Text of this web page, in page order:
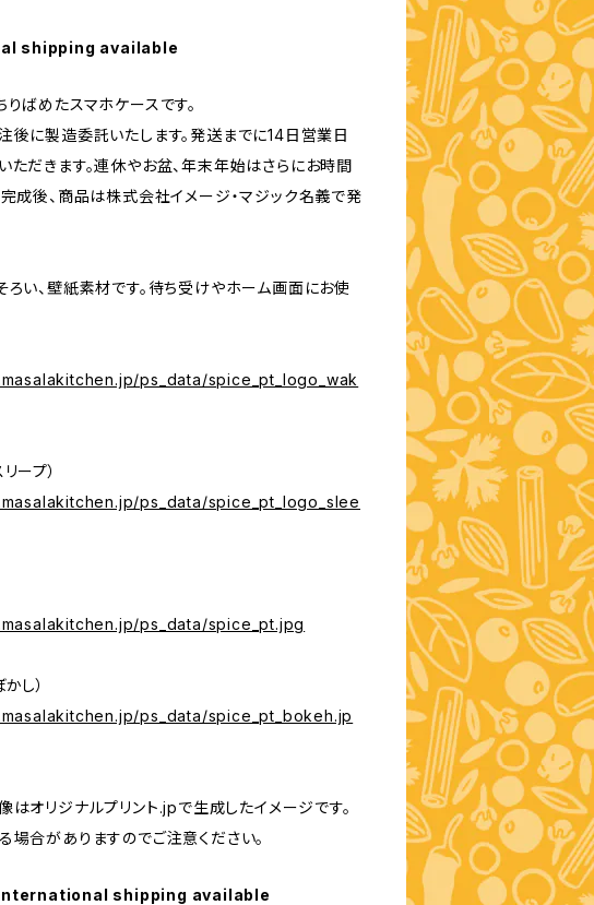
shipping available
りばめたスマホケースです。
後に製造委託いたします。発送までに14日営業日
ただきます。連休やお盆、年末年始はさらにお時間
完成後、商品は株式会社イメージ・マジック名義で発
い、壁紙素材です。待ち受けやホーム画面にお使
ps_data/spice_pt_logo_wak
ープ）
ps_data/spice_pt_logo_slee
ps_data/spice_pt.jpg
し）
ps_data/spice_pt_bokeh.jp
オリジナルプリント.jpで生成したイメージです。
場合がありますのでご注意ください。
shipping available